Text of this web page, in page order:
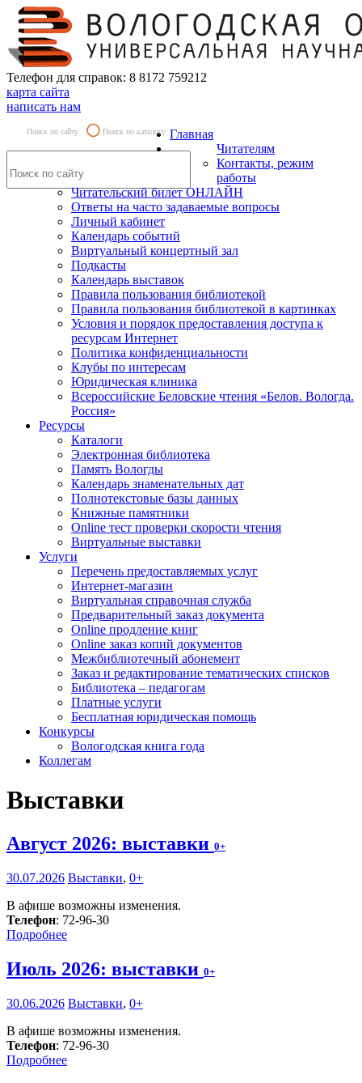
Телефон для справок: 8 8172 759212
карта сайта
написать нам
Поиск по сайту Поиск по каталогу Главная
Читателям
Контакты, режим
работы
Читательский билет ОНЛАЙН
Ответы на часто задаваемые вопросы
Личный кабинет
Календарь событий
Виртуальный концертный зал
Подкасты
Календарь выставок
Правила пользования библиотекой
Правила пользования библиотекой в картинках
Условия и порядок предоставления доступа к
ресурсам Интернет
Политика конфиденциальности
Клубы по интересам
Юридическая клиника
Всероссийские Беловские чтения «Белов. Вологда.
Россия»
Ресурсы
Каталоги
Электронная библиотека
Память Вологды
Календарь знаменательных дат
Полнотекстовые базы данных
Книжные памятники
Online тест проверки скорости чтения
Виртуальные выставки
Услуги
Перечень предоставляемых услуг
Интернет-магазин
Виртуальная справочная служба
Предварительный заказ документа
Online продление книг
Online заказ копий документов
Межбиблиотечный абонемент
Заказ и редактирование тематических списков
Библиотека – педагогам
Платные услуги
Бесплатная юридическая помощь
Конкурсы
Вологодская книга года
Коллегам
Выставки
Август 2026: выставки 0+
30.07.2026 Выставки, 0+
В афише возможны изменения.
Телефон: 72-96-30
Подробнее
Июль 2026: выставки 0+
30.06.2026 Выставки, 0+
В афише возможны изменения.
Телефон: 72-96-30
Подробнее